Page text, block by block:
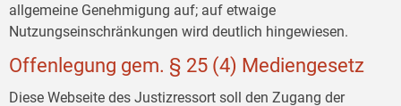
allgemeine Genehmigung auf; auf etwaige
Nutzungseinschränkungen wird deutlich hingewiesen.
Offenlegung gem. § 25 (4) Mediengesetz
Diese Webseite des Justizressort soll den Zugang der